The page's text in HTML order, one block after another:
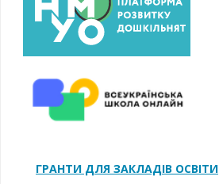
ГРАНТИ ДЛЯ ЗАКЛАДІВ ОСВІТИ